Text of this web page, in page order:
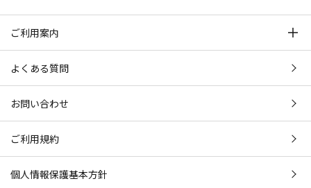
ご利用案内
よくある質問
お問い合わせ
ご利用規約
個人情報保護基本方針